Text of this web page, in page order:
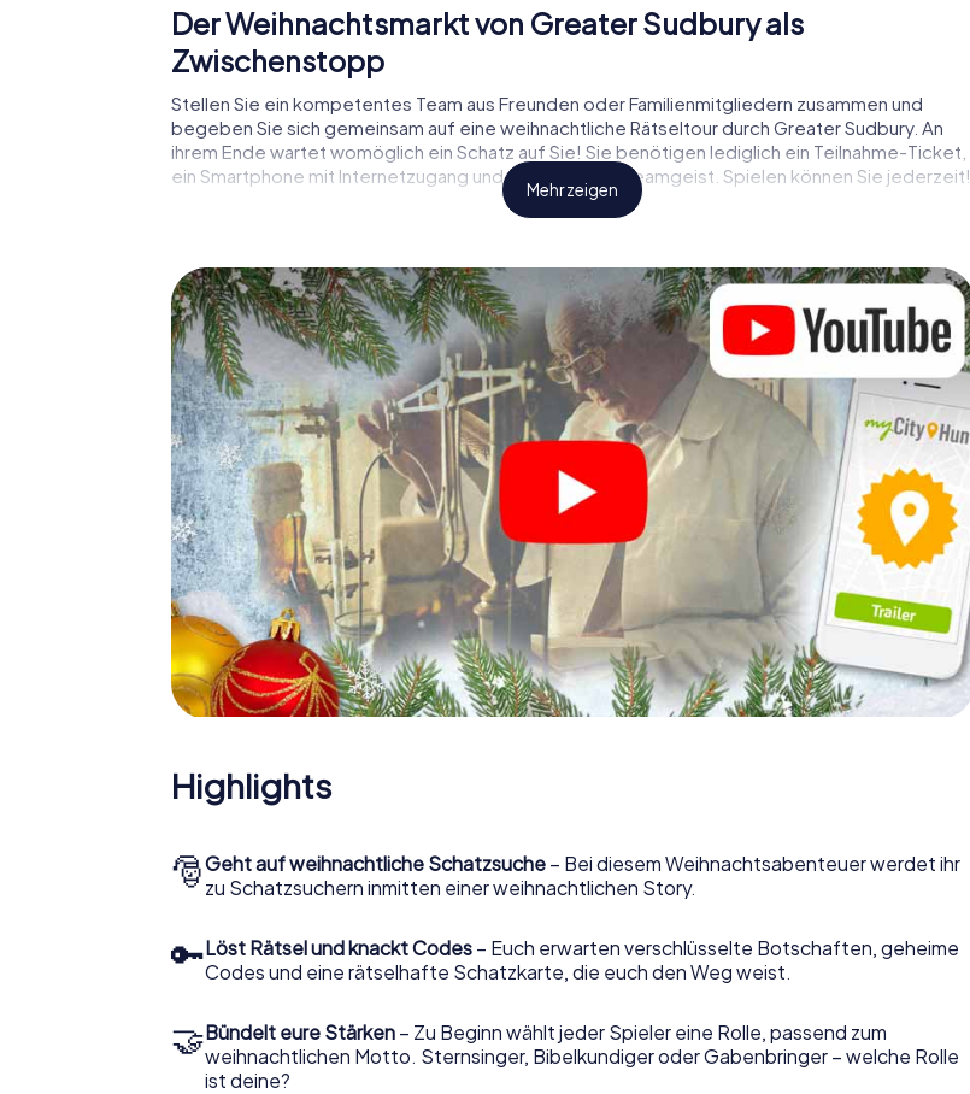
Der Weihnachtsmarkt von Greater Sudbury als
Zwischenstopp
Stellen Sie ein kompetentes Team aus Freunden oder Familienmitgliedern zusammen und
begeben Sie sich gemeinsam auf eine weihnachtliche Rätseltour durch Greater Sudbury. An
ihrem Ende wartet womöglich ein Schatz auf Sie! Sie benötigen lediglich ein Teilnahme-Ticket,
ein Smartphone mit Internetzugang und den richtigen Teamgeist. Spielen können Sie jederzeit!
Falls zwischendurch Ihre Kräfte nachlassen, können Sie einen Zwischenstopp in der Innenstadt
einen Glühwein oder Kinderpunsch zur Stärkung – doch vergessen Sie nicht, dass irgendwo in
Greater Sudbury der Weihnachtsschatz auf Sie wartet!
Eine spannende Option für Ihre Weihnachtsfeier in Greater
Sudbury
Das myCityHunt X-Mas Adventure eignet sich auch hervorragend als Programmpunkt Ihrer
Weihnachtsfeier in Greater Sudbury: So kann eine interaktive Schnitzeljagd das
gastronomische Programm Ihrer Weihnachtsfeier in Greater Sudbury ergänzen. Und auch ein
Ausflug zum Weihnachtsmarkt von Greater Sudbury wird mit dem X-Mas Adventure zu einem
Highlight. Schließlich bietet die Smartphone Schnitzeljagd alles was man von einer perfekten
Weihnachtsfeier in Greater Sudbury erwartet: Spaß, Teambuilding und eine stimmungsvolle
Weihnachtsthematik. Gönnen Sie Ihren Kollegen also einen unvergesslichen Ausklang des
Jahres und planen Sie unser X-Mas Adventure als Programmpunkt Ihrer Weihnachtsfeier in
Greater Sudbury ein!
Mehr zeigen
Highlights
🎅Geht auf weihnachtliche Schatzsuche – Bei diesem Weihnachtsabenteuer werdet ihr
zu Schatzsuchern inmitten einer weihnachtlichen Story.
🔑Löst Rätsel und knackt Codes – Euch erwarten verschlüsselte Botschaften, geheime
Codes und eine rätselhafte Schatzkarte, die euch den Weg weist.
🤝Bündelt eure Stärken – Zu Beginn wählt jeder Spieler eine Rolle, passend zum
weihnachtlichen Motto. Sternsinger, Bibelkundiger oder Gabenbringer – welche Rolle
ist deine?